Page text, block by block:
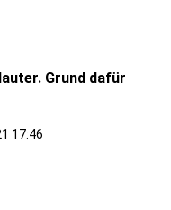
Grund dafür
17:46